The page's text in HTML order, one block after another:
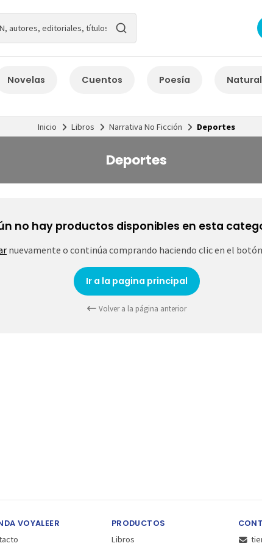
Novelas Cuentos Poesía
Inicio Libros Narrativa No Ficción Deportes
Deportes
no hay productos disponibles en esta
nuevamente o continúa comprando haciendo clic en el
Ir a la pagina principal
Volver a la página anterior
VOYALEER PRODUCTOS
Libros